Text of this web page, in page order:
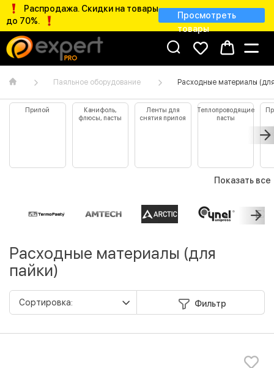
Распродажа. Скидки на товары
до 70%.
Просмотреть
товары
Паяльное оборудование Расходные материалы
Припой
Канифоль,
флюсы, пасты
Ленты для
снятия припоя
Теплопроводящие
пасты
Показать все
Расходные материалы (для
пайки)
Фильтр